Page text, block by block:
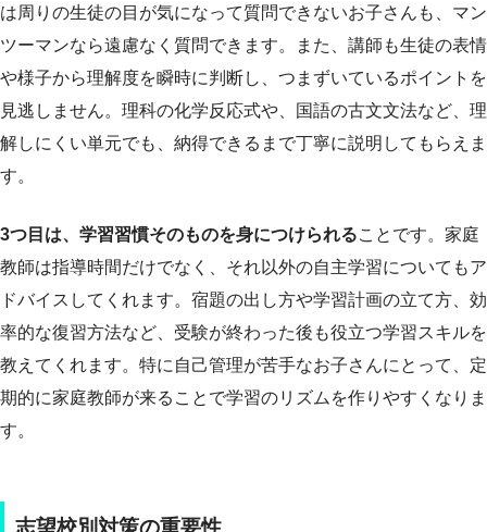
は周りの生徒の目が気になって質問できないお子さんも、マン
ツーマンなら遠慮なく質問できます。また、講師も生徒の表情
や様子から理解度を瞬時に判断し、つまずいているポイントを
見逃しません。理科の化学反応式や、国語の古文文法など、理
解しにくい単元でも、納得できるまで丁寧に説明してもらえま
す。
3つ目は、学習習慣そのものを身につけられることです。家庭
教師は指導時間だけでなく、それ以外の自主学習についてもア
ドバイスしてくれます。宿題の出し方や学習計画の立て方、効
率的な復習方法など、受験が終わった後も役立つ学習スキルを
教えてくれます。特に自己管理が苦手なお子さんにとって、定
期的に家庭教師が来ることで学習のリズムを作りやすくなりま
す。
志望校別対策の重要性